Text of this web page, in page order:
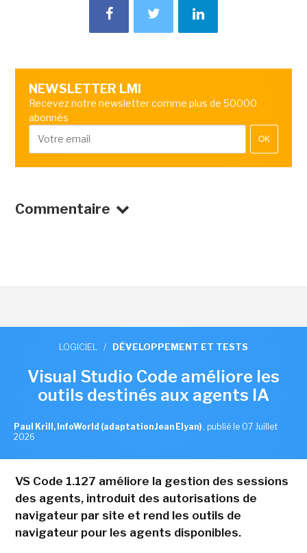
NEWSLETTER LMI
Recevez notre newsletter comme plus de 50000
abonnés
OK
Commentaire
LOGICIEL / DÉVELOPPEMENT ET TESTS
Visual Studio Code améliore les
outils destinés aux agents IA
Paul Krill, InfoWorld (adaptation Jean Elyan) , publié le 07 Juillet
2026
VS Code 1.127 améliore la gestion des sessions
des agents, introduit des autorisations de
navigateur par site et rend les outils de
navigateur pour les agents disponibles.